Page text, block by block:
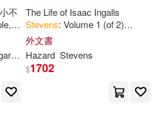
不
Keith Negley
The Life of Isaac Ingalls
Stevens: Volume 1 (of 2)
(Cram Edition)
外文書
Hazard Stevens
$1702